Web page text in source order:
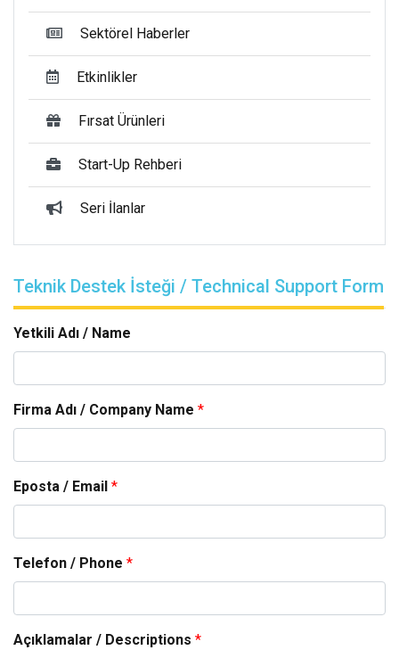
Sektörel Haberler
Etkinlikler
Fırsat Ürünleri
Start-Up Rehberi
Seri İlanlar
Teknik Destek İsteği / Technical Support Form
Yetkili Adı / Name
Firma Adı / Company Name *
Eposta / Email *
Telefon / Phone *
Açıklamalar / Descriptions *